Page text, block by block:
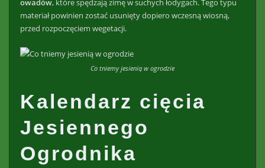
owadów, które spędzają zimę w suchych łodygach. Tego typu
materiał powinien zostać usunięty dopiero wczesną wiosną,
przed rozpoczęciem wegetacji.
Co tniemy jesienią w ogrodzie
Kalendarz cięcia
Jesiennego
Ogrodnika